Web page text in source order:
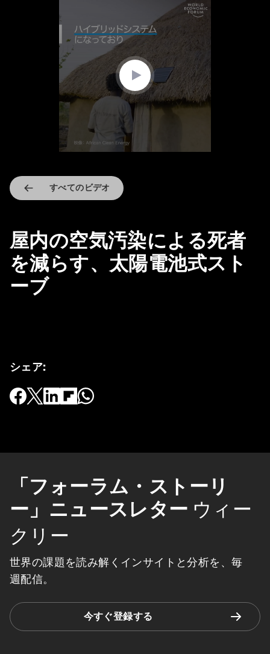
すべてのビデオ
屋内の空気汚染による死者
を減らす、太陽電池式スト
ーブ
シェア:
「フォーラム・ストーリ
ー」ニュースレター ウィー
クリー
世界の課題を読み解くインサイトと分析を、毎
週配信。
今すぐ登録する